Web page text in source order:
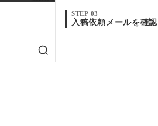
STEP 03
入稿依頼メールを確認